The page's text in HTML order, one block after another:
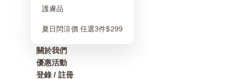
護膚品
夏日閃涼價 任選3件$299
關於我們
優惠活動
登錄 / 註冊